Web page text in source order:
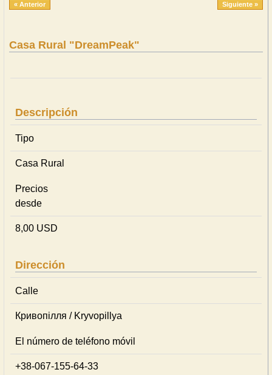
« Anterior Siguiente »
Casa Rural "DreamPeak"
Descripción
Tipo
Casa Rural
Precios
desde
8,00 USD
Dirección
Calle
Кривопілля / Kryvopillya
El número de teléfono móvil
+38-067-155-64-33